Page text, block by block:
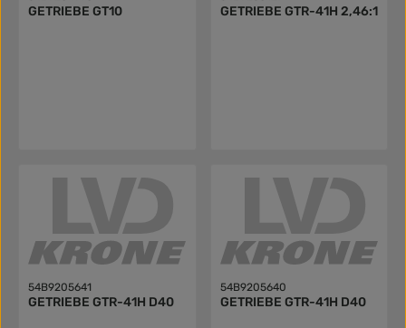
GETRIEBE GT10 GETRIEBE GTR-41H 2,46:1
54B9205641
GETRIEBE GTR-41H D40
54B9205640
GETRIEBE GTR-41H D40